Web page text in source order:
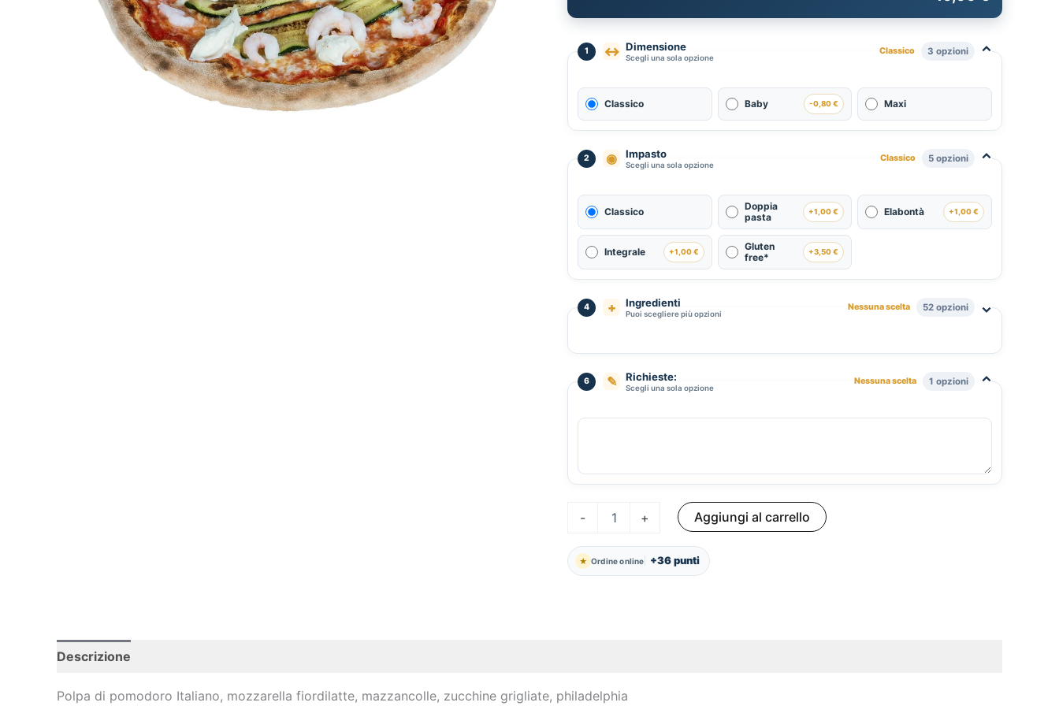
1 ↔ Dimensione
Scegli una sola opzione
Classico 3 opzioni ⌃
Classico Baby -0,80 € Maxi
2 ◉ Impasto
Scegli una sola opzione
Classico 5 opzioni ⌃
Classico
Doppia
pasta
+1,00 € Elabontà +1,00 €
Integrale +1,00 €
Gluten
free*
+3,50 €
4 + Ingredienti
Puoi scegliere più opzioni
Nessuna scelta 52 opzioni ⌃
6 ✎ Richieste:
Scegli una sola opzione
Nessuna scelta 1 opzioni ⌃
- + Aggiungi al carrello
★ Ordine online +36 punti
Descrizione
Polpa di pomodoro Italiano, mozzarella fiordilatte, mazzancolle, zucchine grigliate, philadelphia